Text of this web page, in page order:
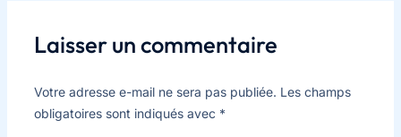
Laisser un commentaire
Votre adresse e-mail ne sera pas publiée. Les champs
obligatoires sont indiqués avec *